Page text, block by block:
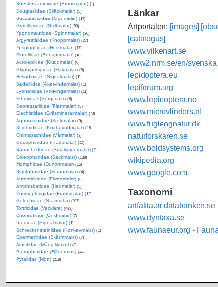
Länkar
Artportalen: [images]
[catalogus]
www.vilkenart.se
www2.nrm.se/en/
lepidoptera.eu
lepiforum.org
www.lepidoptera.no
www.microvlinders.nl
www.fugleognatur.dk
naturforskaren.se
www.boldsystems.org
wikipedia.org
www.google.com
Taxonomi
artfakta.artdatabanken.se
www.dyntaxa.se
www.faunaeur.org -
Roeslerstammiidae (Bronsmalar) (1)
Douglasiidae (Skäckmalar) (5)
Bucculatricidae (Kronmalar) (17)
Gracillariidae (Styltmalar) (90)
Yponomeutidae (Spinnmalar) (30)
Argyresthiidae (Knoppmalar) (27)
Ypsolophidae (Höstmalar) (17)
Plutellidae (Senapsmalar) (10)
Acrolepiidae (Kluddmalar) (6)
Glyphipterigidae (Hakmalar) (8)
Heliodinidae (Signalmalar) (1)
Bedelliidae (Åkervindemalar) (1)
Lyonetiidae (Vridvingemalar) (11)
Ethmiidae (Sorgmalar) (6)
Depressariidae (Plattmalar) (57)
Elachistidae (Gräsminerarmalar) (70)
Agonoxenidae (Brokmalar) (9)
Scythrididae (Korthuvudmalar) (15)
Chimabachidae (Vårmalar) (3)
Oecophoridae (Praktmalar) (32)
Batrachedridae (Smalvingemalar) (2)
Coleophoridae (Säckmalar) (139)
Momphidae (Dunörtmalar) (15)
Blastobasidae (Förnamalar) (4)
Autostichidae (Förnamalar) (3)
Amphisbatidae (Hedmalar) (5)
Cosmopterigidae (Fransmalar) (12)
Gelechiidae (Stävmalar) (207)
Tortricidae (Vecklare) (439)
Choreutidae (Gnidmalar) (7)
Urodidae (Signalmalar) (1)
Schreckensteiniidae (Konkavmalar) (1)
Epermeniidae (Skärmmalar) (7)
Alucitidae (Mångflikmott) (3)
Pterophoridae (Fjädermott) (44)
Pyralidae (Mott) (218)